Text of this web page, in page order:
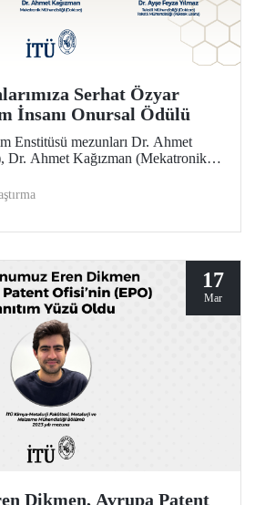
Serhat Özyar
İnsanı Onursal Ödülü
Enstitüsü mezunları Dr. Ahmet
Dr. Ahmet Kağızman (Mekatronik
kapsamındaki çalışmalarıyla
17
Mar
Dikmen, Avrupa Patent